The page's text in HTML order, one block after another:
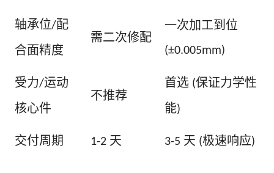
轴承位/配
合面精度
需二次修配
一次加工到位
(±0.005mm)
受力/运动
核心件
不推荐
首选 (保证力学性
能)
交付周期 1-2 天 3-5 天 (极速响应)